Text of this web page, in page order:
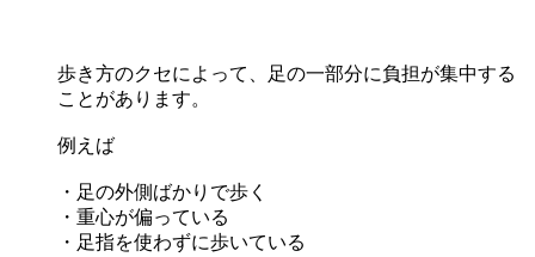
歩き方のクセによって、足の一部分に負担が集中する
ことがあります。
例えば
・足の外側ばかりで歩く
・重心が偏っている
・足指を使わずに歩いている